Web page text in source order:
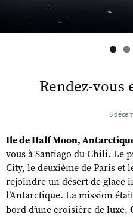
Rendez-vous
6
Ile de Half Moon,
vous à Santiago du Chili. Le
City, le deuxième de Paris et
rejoindre un désert de glace
l’Antarctique. La mission
bord d’une croisière de luxe.